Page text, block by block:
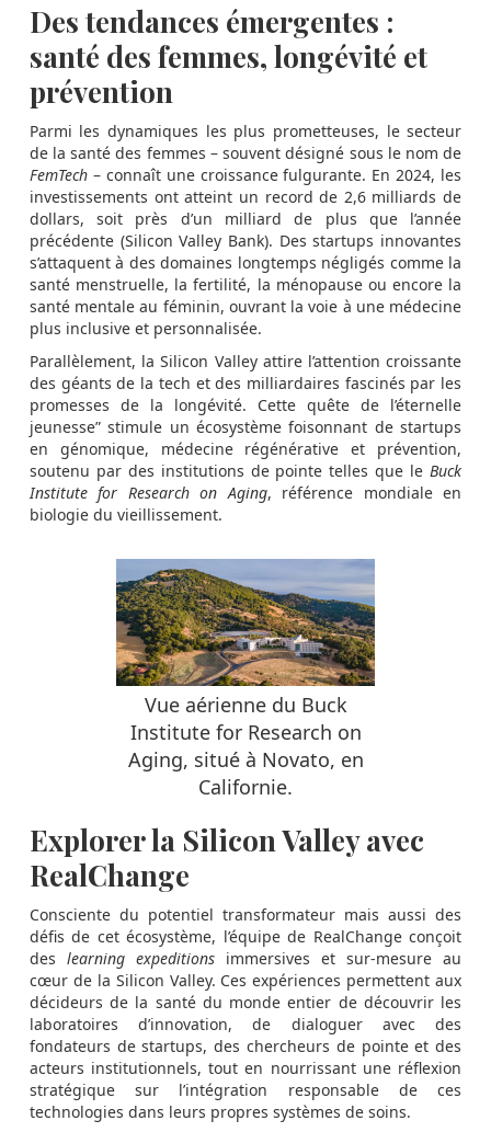
Des tendances émergentes :
santé des femmes, longévité et
prévention
Parmi les dynamiques les plus prometteuses, le secteur
de la santé des femmes – souvent désigné sous le nom de
FemTech– connaît une croissance fulgurante. En 2024, les
investissements ont atteint un record de 2,6 milliards de
dollars, soit près d’un milliard de plus que l’année
précédente (Silicon Valley Bank). Des startups innovantes
s’attaquent à des domaines longtemps négligés comme la
santé menstruelle, la fertilité, la ménopause ou encore la
santé mentale au féminin, ouvrant la voie à une médecine
plus inclusive et personnalisée.
Parallèlement, la Silicon Valley attire l’attention croissante
des géants de la tech et des milliardaires fascinés par les
promesses de la longévité. Cette quête de l’éternelle
jeunesse” stimule un écosystème foisonnant de startups
en génomique, médecine régénérative et prévention,
soutenu par des institutions de pointe telles que leBuck
Institute for Research on Aging, référence mondiale en
biologie du vieillissement.
Vue aérienne du Buck
Institute for Research on
Aging, situé à Novato, en
Californie.
Explorer la Silicon Valley avec
RealChange
Consciente du potentiel transformateur mais aussi des
défis de cet écosystème, l’équipe de RealChange conçoit
des learning expeditionsimmersives et sur-mesure au
cœur de la Silicon Valley. Ces expériences permettent aux
décideurs de la santé du monde entier de découvrir les
laboratoires d’innovation, de dialoguer avec des
fondateurs de startups, des chercheurs de pointe et des
acteurs institutionnels, tout en nourrissant une réflexion
stratégique sur l’intégration responsable de ces
technologies dans leurs propres systèmes de soins.